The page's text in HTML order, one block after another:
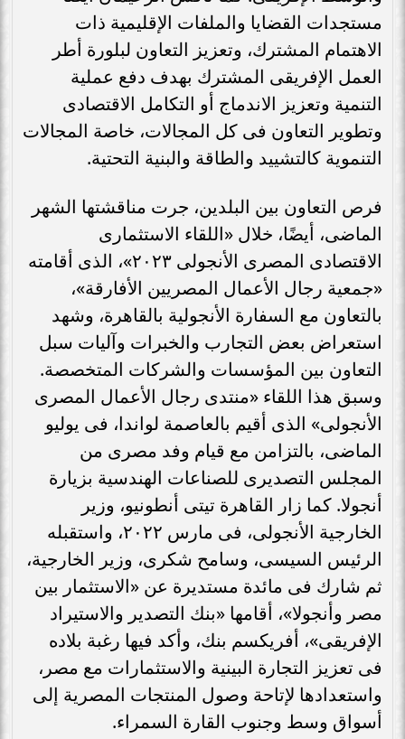
مستجدات القضايا والملفات الإقليمية ذات
الاهتمام المشترك، وتعزيز التعاون لبلورة أطر
العمل الإفريقى المشترك بهدف دفع عملية
التنمية وتعزيز الاندماج أو التكامل الاقتصادى
وتطوير التعاون فى كل المجالات، خاصة المجالات
التنموية كالتشييد والطاقة والبنية التحتية.
فرص التعاون بين البلدين، جرت مناقشتها الشهر
الماضى، أيضًا، خلال «اللقاء الاستثمارى
الاقتصادى المصرى الأنجولى ٢٠٢٣»، الذى أقامته
«جمعية رجال الأعمال المصريين الأفارقة»،
بالتعاون مع السفارة الأنجولية بالقاهرة، وشهد
استعراض بعض التجارب والخبرات وآليات سبل
التعاون بين المؤسسات والشركات المتخصصة.
وسبق هذا اللقاء «منتدى رجال الأعمال المصرى
الأنجولى» الذى أقيم بالعاصمة لواندا، فى يوليو
الماضى، بالتزامن مع قيام وفد مصرى من
المجلس التصديرى للصناعات الهندسية بزيارة
أنجولا. كما زار القاهرة تيتى أنطونيو، وزير
الخارجية الأنجولى، فى مارس ٢٠٢٢، واستقبله
الرئيس السيسى، وسامح شكرى، وزير الخارجية،
ثم شارك فى مائدة مستديرة عن «الاستثمار بين
مصر وأنجولا»، أقامها «بنك التصدير والاستيراد
الإفريقى»، أفريكسم بنك، وأكد فيها رغبة بلاده
فى تعزيز التجارة البينية والاستثمارات مع مصر،
واستعدادها لإتاحة وصول المنتجات المصرية إلى
أسواق وسط وجنوب القارة السمراء.